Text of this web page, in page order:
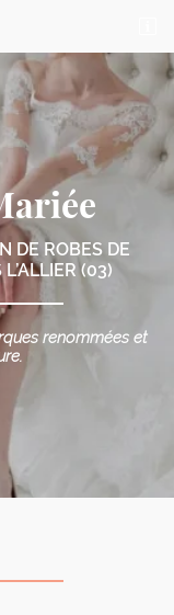
commerciales à
à tout moment en
DE ROBES DE
(03)
renommées et